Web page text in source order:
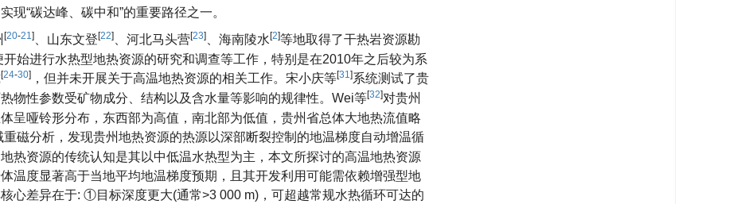
“碳达峰、碳中和”的重要路径之一。
[20-21] 、山东文登 [22] 、河北马头营[23] 、海南陵水 [2]等地取得了干热岩资源勘
始进行水热型地热资源的研究和调查等工作，特别是在2010年之后较为系
[24-30] ，但并未开展关于高温地热资源的相关工作。宋小庆等[31]系统测试了贵
物性参数受矿物成分、结构以及含水量等影响的规律性。Wei等[32]对贵州
呈哑铃形分布，东西部为高值，南北部为低值，贵州省总体大地热流值略
重磁分析，发现贵州地热资源的热源以深部断裂控制的地温梯度自动增温循
热资源的传统认知是其以中低温水热型为主，本文所探讨的高温地热资源
温度显著高于当地平均地温梯度预期，且其开发利用可能需依赖增强型地
心差异在于: ①目标深度更大(通常>3 000 m)，可超越常规水热循环可达的